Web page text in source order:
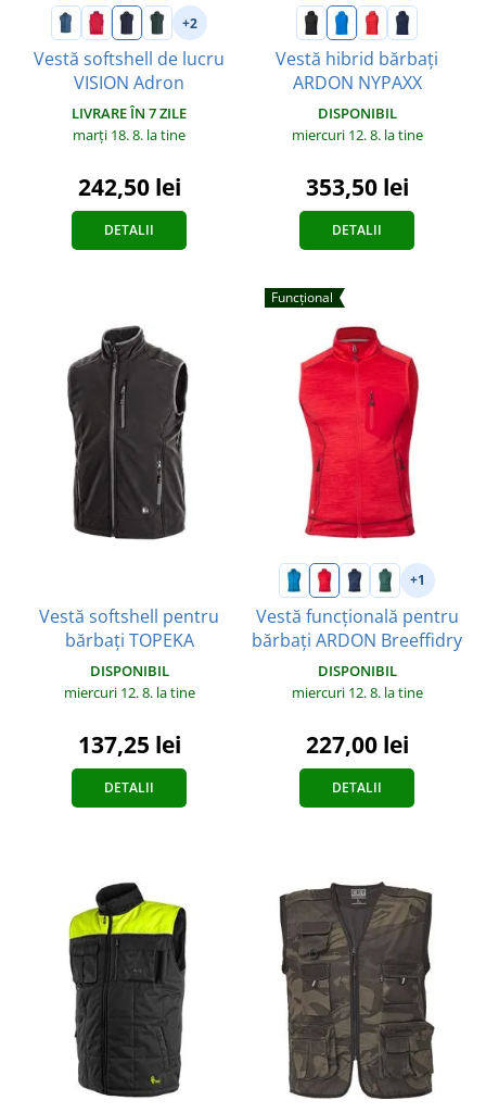
+2
Vestă softshell de lucru
VISION Adron
LIVRARE ÎN 7 ZILE
marți 18. 8. la tine
242,50 lei
DETALII
Vestă hibrid bărbați
ARDON NYPAXX
DISPONIBIL
miercuri 12. 8. la tine
353,50 lei
DETALII
Vestă softshell pentru
bărbați TOPEKA
DISPONIBIL
miercuri 12. 8. la tine
137,25 lei
DETALII
Funcțional
+1
Vestă funcțională pentru
bărbați ARDON Breeffidry
DISPONIBIL
miercuri 12. 8. la tine
227,00 lei
DETALII